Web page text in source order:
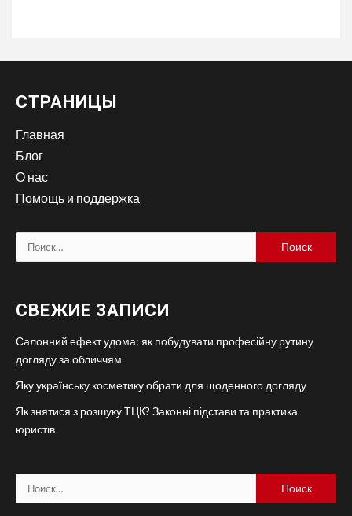
СТРАНИЦЫ
Главная
Блог
О нас
Помощь и поддержка
Найти:
СВЕЖИЕ ЗАПИСИ
Салонний ефект удома: як побудувати професійну рутину
догляду за обличчям
Яку українську косметику обрати для щоденного догляду
Як знятися з розшуку ТЦК? Законні підстави та практика
юристів
Найти: